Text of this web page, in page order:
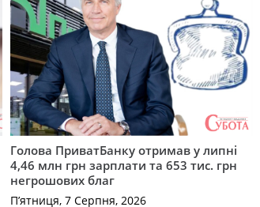
Голова ПриватБанку отримав у липні
4,46 млн грн зарплати та 653 тис. грн
негрошових благ
П’ятниця, 7 Серпня, 2026